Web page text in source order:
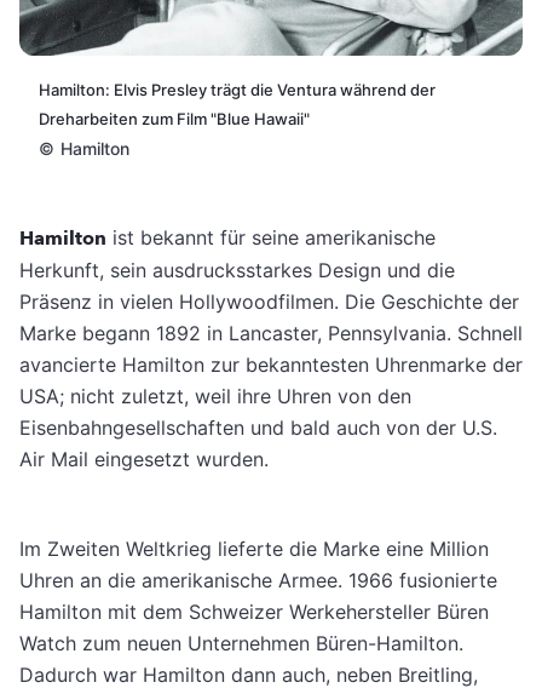
Hamilton: Elvis Presley trägt die Ventura während der
Dreharbeiten zum Film "Blue Hawaii"
© Hamilton
Hamilton ist bekannt für seine amerikanische
Herkunft, sein ausdrucksstarkes Design und die
Präsenz in vielen Hollywoodfilmen. Die Geschichte der
Marke begann 1892 in Lancaster, Pennsylvania. Schnell
avancierte Hamilton zur bekanntesten Uhrenmarke der
USA; nicht zuletzt, weil ihre Uhren von den
Eisenbahngesellschaften und bald auch von der U.S.
Air Mail eingesetzt wurden.
Im Zweiten Weltkrieg lieferte die Marke eine Million
Uhren an die amerikanische Armee. 1966 fusionierte
Hamilton mit dem Schweizer Werkehersteller Büren
Watch zum neuen Unternehmen Büren-Hamilton.
Dadurch war Hamilton dann auch, neben Breitling,